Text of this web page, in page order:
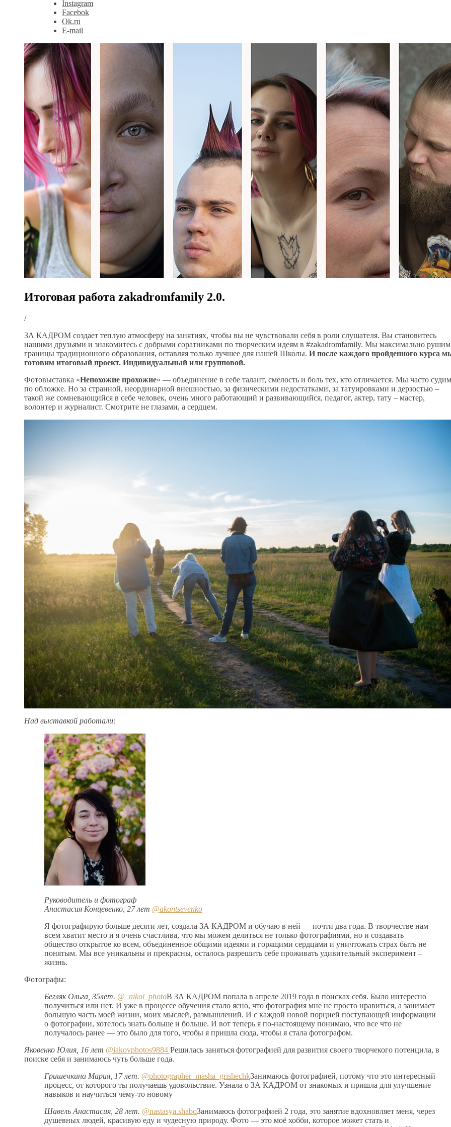
Instagram
Facebok
Ok.ru
E-mail
Итоговая работа zakadromfamily 2.0.
/
ЗА КАДРОМ создает теплую атмосферу на занятиях, чтобы вы не чувствовали себя в роли слушателя. Вы становитесь
нашими друзьями и знакомитесь с добрыми соратниками по творческим идеям в #zakadromfamily. Мы максимально рушим
границы традиционного образования, оставляя только лучшее для нашей Школы. И после каждого пройденного курса
готовим итоговый проект. Индивидуальный или групповой.
Фотовыставка «Непохожие прохожие» — объединение в себе талант, смелость и боль тех, кто отличается. Мы часто судим
по обложке. Но за странной, неординарной внешностью, за физическими недостатками, за татуировками и дерзостью –
такой же сомневающийся в себе человек, очень много работающий и развивающийся, педагог, актер, тату – мастер,
волонтер и журналист. Смотрите не глазами, а сердцем.
Над выставкой работали:
Руководитель и фотограф
Анастасия Концевенко, 27 лет @akontsevenko
Я фотографирую больше десяти лет, создала ЗА КАДРОМ и обучаю в ней — почти два года. В творчестве нам
всем хватит место и я очень счастлива, что мы можем делиться не только фотографиями, но и создавать
общество открытое ко всем, объединенное общими идеями и горящими сердцами и уничтожать страх быть не
понятым. Мы все уникальны и прекрасны, осталось разрешить себе проживать удивительный эксперимент –
жизнь.
Фотографы:
Бегляк Ольга, 35лет. @_nikol_photoВ ЗА КАДРОМ попала в апреле 2019 года в поисках себя. Было интересно
получиться или нет. И уже в процессе обучения стало ясно, что фотография мне не просто нравиться, а занимает
большую часть моей жизни, моих мыслей, размышлений. И с каждой новой порцией поступающей информации
о фотографии, хотелось знать больше и больше. И вот теперь я по-настоящему понимаю, что все что не
получалось ранее — это было для того, чтобы я пришла сюда, чтобы я стала фотографом.
Яковенко Юлия, 16 лет @iakovphotos9884 Решилась заняться фотографией для развития своего творчекого потенцила, в
поиске себя и занимаюсь чуть больше года.
Гришечкина Мария, 17 лет. @photographer_masha_grishechkЗанимаюсь фотографией, потому что это интересный
процесс, от которого ты получаешь удовольствие. Узнала о ЗА КАДРОМ от знакомых и пришла для улучшение
навыков и научиться чему-то новому
Шавель Анастасия, 28 лет. @nastasya.shaboЗанимаюсь фотографией 2 года, это занятие вдохновляет меня, через
душевных людей, красивую еду и чудесную природу. Фото — это моё хобби, которое может стать и